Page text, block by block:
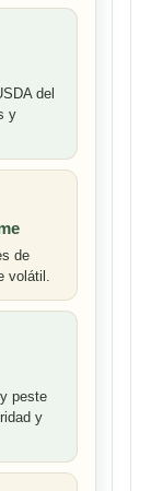
del
y
de
volátil.
peste
y